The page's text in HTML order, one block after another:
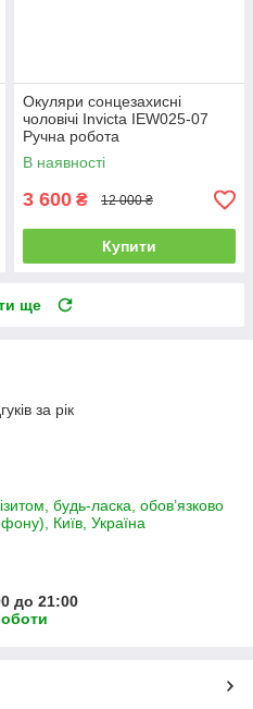
Окуляри сонцезахисні
чоловічі Invicta IEW025-07
Ручна робота
В наявності
3 600 ₴ 12 000 ₴
Купити
ще
за рік
будь-ласка, обов’язково
Київ, Україна
до 21:00